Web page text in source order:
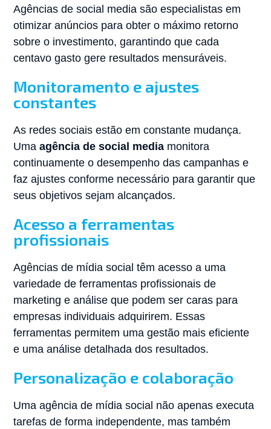
Agências de social media são especialistas em
otimizar anúncios para obter o máximo retorno
sobre o investimento, garantindo que cada
centavo gasto gere resultados mensuráveis.
Monitoramento e ajustes
constantes
As redes sociais estão em constante mudança.
Umaagência de social media monitora
continuamente o desempenho das campanhas e
faz ajustes conforme necessário para garantir que
seus objetivos sejam alcançados.
Acesso a ferramentas
profissionais
Agências de mídia social têm acesso a uma
variedade de ferramentas profissionais de
marketing e análise que podem ser caras para
empresas individuais adquirirem. Essas
ferramentas permitem uma gestão mais eficiente
e uma análise detalhada dos resultados.
Personalização e colaboração
Uma agência de mídia social não apenas executa
tarefas de forma independente, mas também